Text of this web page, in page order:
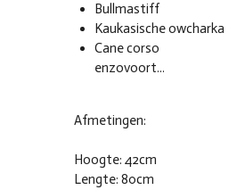
Bullmastiff
Kaukasische owcharka
Cane corso
enzovoort...
Afmetingen:
Hoogte: 42cm
Lengte: 80cm